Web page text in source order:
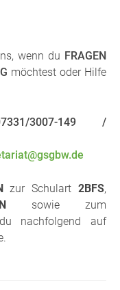
wenn du FRAGEN
möchtest oder Hilfe
3007-149 /
zur Schulart2BFS,
sowie zum
nachfolgend auf